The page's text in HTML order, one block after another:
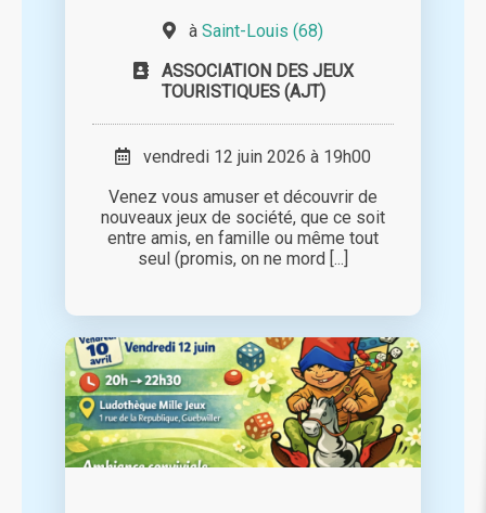
à Saint-Louis (68)
ASSOCIATION DES JEUX
TOURISTIQUES (AJT)
vendredi 12 juin 2026 à 19h00
Venez vous amuser et découvrir de
nouveaux jeux de société, que ce soit
entre amis, en famille ou même tout
seul (promis, on ne mord [...]